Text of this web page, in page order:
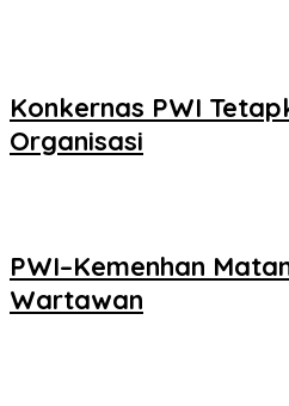
Konkernas PWI
Organisasi
PWI–Kemenhan
Wartawan